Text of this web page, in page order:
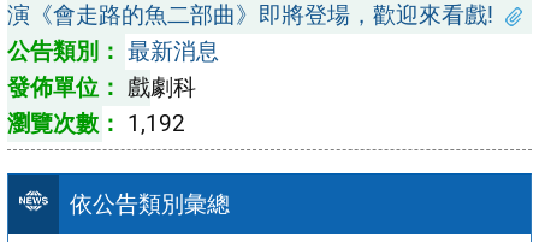
依公告類別彙總
演《會走路的魚二部曲》即將登場，歡迎來看戲!
最新消息
戲劇科
1,192